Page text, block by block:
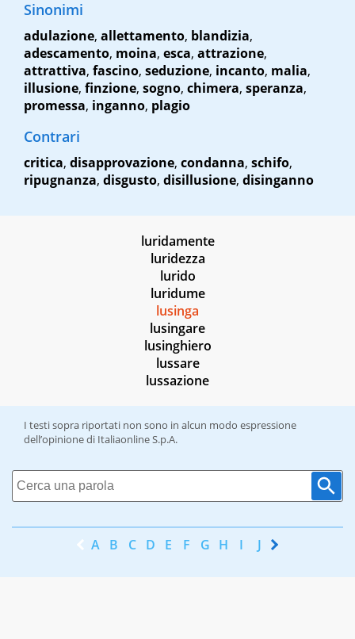
Sinonimi
adulazione, allettamento, blandizia,
adescamento, moina, esca, attrazione,
attrattiva, fascino, seduzione, incanto, malia,
illusione, finzione, sogno, chimera, speranza,
promessa, inganno, plagio
Contrari
critica, disapprovazione, condanna, schifo,
ripugnanza, disgusto, disillusione, disinganno
luridamente
luridezza
lurido
luridume
lusinga
lusingare
lusinghiero
lussare
lussazione
I testi sopra riportati non sono in alcun modo espressione
dell’opinione di Italiaonline S.p.A.
A B C D E F G H I J K